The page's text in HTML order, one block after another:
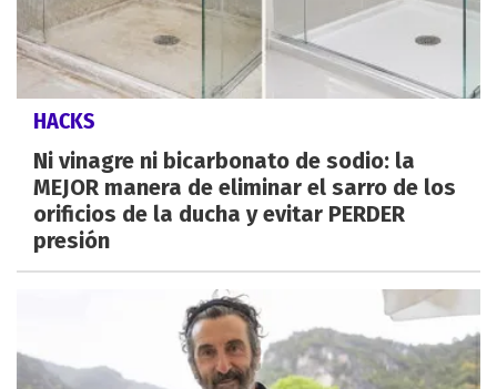
HACKS
Ni vinagre ni bicarbonato de sodio: la
MEJOR manera de eliminar el sarro de los
orificios de la ducha y evitar PERDER
presión